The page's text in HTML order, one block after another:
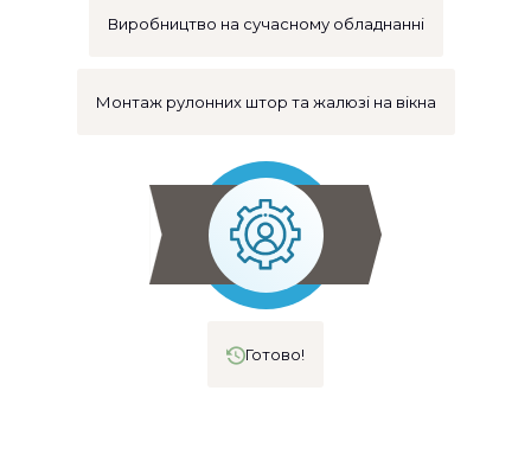
Виробництво на сучасному обладнанні
Монтаж рулонних штор та жалюзі на вікна
Готово!